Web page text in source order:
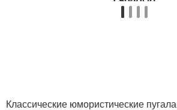
материалов
Классические юмористические пугала